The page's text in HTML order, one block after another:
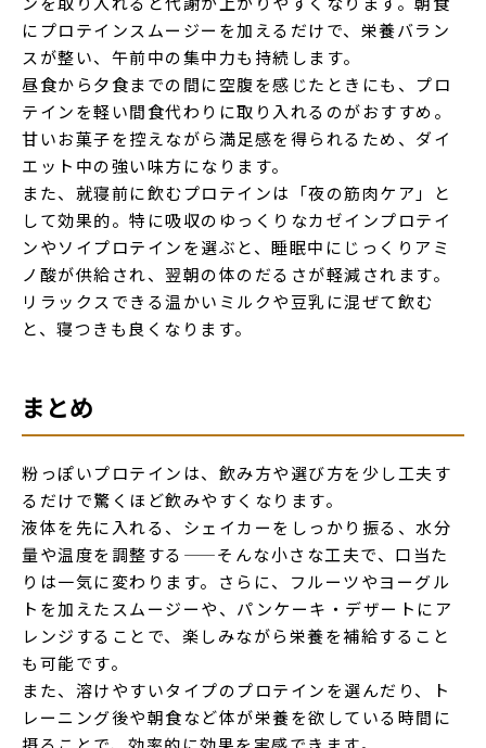
にプロテインスムージーを加えるだけで、栄養バラン
スが整い、午前中の集中力も持続します。
昼食から夕食までの間に空腹を感じたときにも、プロ
テインを軽い間食代わりに取り入れるのがおすすめ。
甘いお菓子を控えながら満足感を得られるため、ダイ
エット中の強い味方になります。
また、就寝前に飲むプロテインは「夜の筋肉ケア」と
して効果的。特に吸収のゆっくりなカゼインプロテイ
ンやソイプロテインを選ぶと、睡眠中にじっくりアミ
ノ酸が供給され、翌朝の体のだるさが軽減されます。
リラックスできる温かいミルクや豆乳に混ぜて飲む
と、寝つきも良くなります。
まとめ
粉っぽいプロテインは、飲み方や選び方を少し工夫す
るだけで驚くほど飲みやすくなります。
液体を先に入れる、シェイカーをしっかり振る、水分
量や温度を調整する——そんな小さな工夫で、口当た
りは一気に変わります。さらに、フルーツやヨーグル
トを加えたスムージーや、パンケーキ・デザートにア
レンジすることで、楽しみながら栄養を補給すること
も可能です。
また、溶けやすいタイプのプロテインを選んだり、ト
レーニング後や朝食など体が栄養を欲している時間に